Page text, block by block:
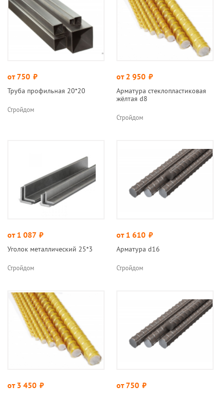
от 750 руб.
Труба профильная 20*20
Стройдом
от 2 950 руб.
Арматура стеклопластиковая
жёлтая d8
Стройдом
от 1 087 руб.
Уголок металлический 25*3
Стройдом
от 1 610 руб.
Арматура d16
Стройдом
от 3 450 руб. от 750 руб.